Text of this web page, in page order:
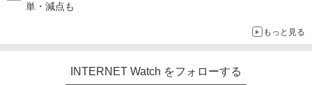
単・減点も
もっと見る
INTERNET Watch をフォローする